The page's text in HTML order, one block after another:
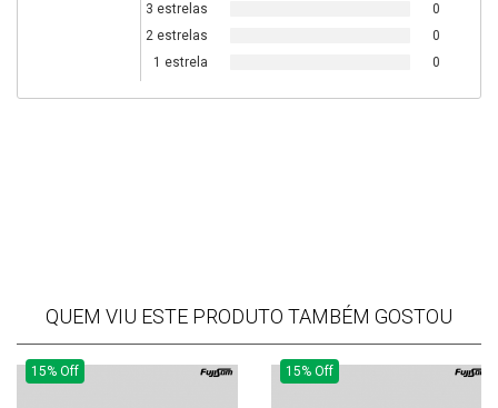
3 estrelas
0
2 estrelas
0
1 estrela
0
QUEM VIU ESTE PRODUTO TAMBÉM GOSTOU
15% Off 15% Off